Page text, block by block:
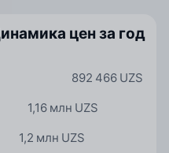
цен за год
892 466 UZS
1,16 млн UZS
1,2 млн UZS